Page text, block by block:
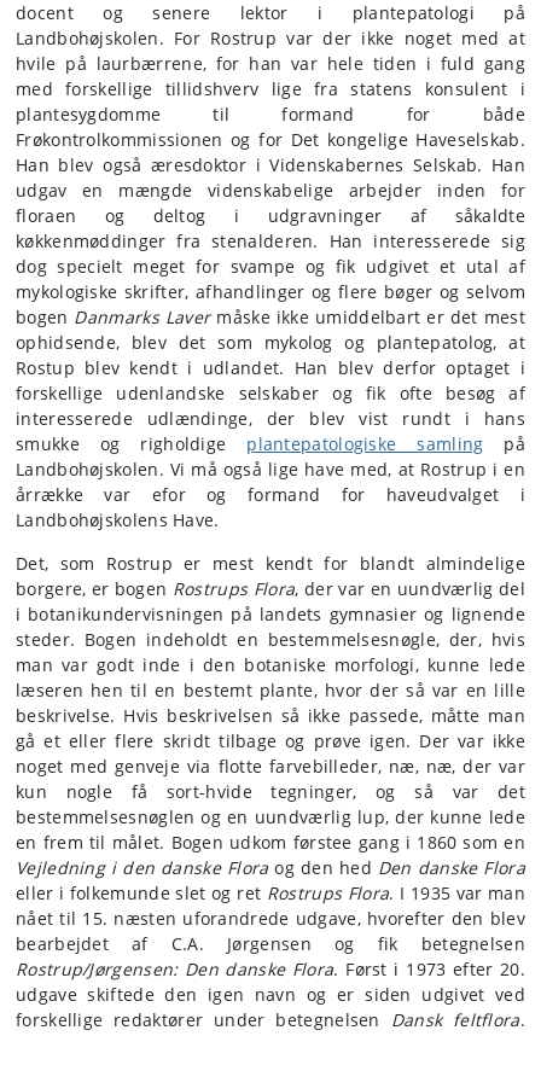
docent og senere lektor i plantepatologi på
Landbohøjskolen. For Rostrup var der ikke noget med at
hvile på laurbærrene, for han var hele tiden i fuld gang
med forskellige tillidshverv lige fra statens konsulent i
plantesygdomme til formand for både
Frøkontrolkommissionen og for Det kongelige Haveselskab.
Han blev også æresdoktor i Videnskabernes Selskab. Han
udgav en mængde videnskabelige arbejder inden for
floraen og deltog i udgravninger af såkaldte
køkkenmøddinger fra stenalderen. Han interesserede sig
dog specielt meget for svampe og fik udgivet et utal af
mykologiske skrifter, afhandlinger og flere bøger og selvom
bogen Danmarks Lavermåske ikke umiddelbart er det mest
ophidsende, blev det som mykolog og plantepatolog, at
Rostup blev kendt i udlandet. Han blev derfor optaget i
forskellige udenlandske selskaber og fik ofte besøg af
interesserede udlændinge, der blev vist rundt i hans
smukke og righoldige plantepatologiske samling på
Landbohøjskolen. Vi må også lige have med, at Rostrup i en
årrække var efor og formand for haveudvalget i
Landbohøjskolens Have.
Det, som Rostrup er mest kendt for blandt almindelige
borgere, er bogen Rostrups Flora, der var en uundværlig del
i botanikundervisningen på landets gymnasier og lignende
steder. Bogen indeholdt en bestemmelsesnøgle, der, hvis
man var godt inde i den botaniske morfologi, kunne lede
læseren hen til en bestemt plante, hvor der så var en lille
beskrivelse. Hvis beskrivelsen så ikke passede, måtte man
gå et eller flere skridt tilbage og prøve igen. Der var ikke
noget med genveje via flotte farvebilleder, næ, næ, der var
kun nogle få sort-hvide tegninger, og så var det
bestemmelsesnøglen og en uundværlig lup, der kunne lede
en frem til målet. Bogen udkom førstee gang i 1860 som en
Vejledning i den danske Flora og den hed Den danske Flora
eller i folkemunde slet og ret Rostrups Flora. I 1935 var man
nået til 15. næsten uforandrede udgave, hvorefter den blev
bearbejdet af C.A. Jørgensen og fik betegnelsen
Rostrup/Jørgensen: Den danske Flora. Først i 1973 efter 20.
udgave skiftede den igen navn og er siden udgivet ved
forskellige redaktører under betegnelsen Dansk feltflora.